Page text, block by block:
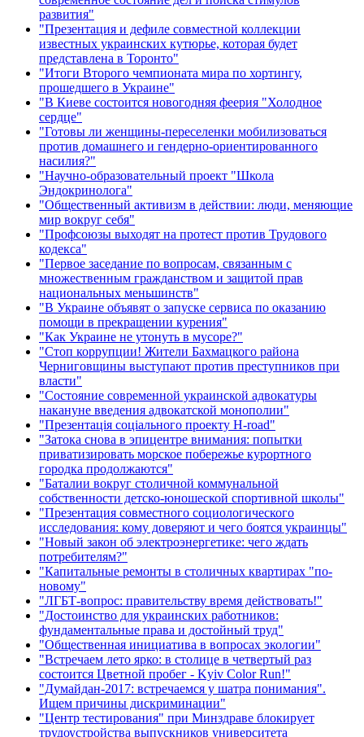
развития"
"Презентация и дефиле совместной коллекции
известных украинских кутюрье, которая будет
представлена в Торонто"
"Итоги Второго чемпионата мира по хортингу,
прошедшего в Украине"
"В Киеве состоится новогодняя феерия "Холодное
сердце"
"Готовы ли женщины-переселенки мобилизоваться
против домашнего и гендерно-ориентированного
насилия?"
"Научно-образовательный проект "Школа
Эндокринолога"
"Общественный активизм в действии: люди, меняющие
мир вокруг себя"
"Профсоюзы выходят на протест против Трудового
кодекса"
"Первое заседание по вопросам, связанным с
множественным гражданством и защитой прав
национальных меньшинств"
"В Украине объявят о запуске сервиса по оказанию
помощи в прекращении курения"
"Как Украине не утонуть в мусоре?"
"Стоп коррупции! Жители Бахмацкого района
Черниговщины выступают против преступников при
власти"
"Состояние современной украинской адвокатуры
накануне введения адвокатской монополии"
"Презентація соціального проекту H-road"
"Затока снова в эпицентре внимания: попытки
приватизировать морское побережье курортного
городка продолжаются"
"Баталии вокруг столичной коммунальной
собственности детско-юношеской спортивной школы"
"Презентация совместного социологического
исследования: кому доверяют и чего боятся украинцы"
"Новый закон об электроэнергетике: чего ждать
потребителям?"
"Капитальные ремонты в столичных квартирах "по-
новому"
"ЛГБТ-вопрос: правительству время действовать!"
"Достоинство для украинских работников:
фундаментальные права и достойный труд"
"Общественная инициатива в вопросах экологии"
"Встречаем лето ярко: в столице в четвертый раз
состоится Цветной пробег - Kyiv Color Run!"
"Думайдан-2017: встречаемся у шатра понимания".
Ищем причины дискриминации"
"Центр тестирования" при Минздраве блокирует
трудоустройства выпускников университета